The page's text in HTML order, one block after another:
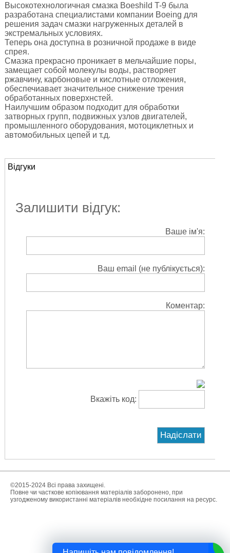
Высокотехнологичная смазка Boeshild T-9 была
разработана специалистами компании Boeing для
решения задач смазки нагруженных деталей в
экстремальных условиях.
Теперь она доступна в розничной продаже в виде
спрея.
Смазка прекрасно проникает в мельчайшие поры,
замещает собой молекулы воды, растворяет
ржавчину, карбоновые и кислотные отложения,
обеспечиавает значительное снижение трения
обработанных поверхнстей.
Наилучшим образом подходит для обработки
затворных групп, подвижных узлов двигателей,
промышленного оборудования, мотоциклетных и
автомобильных цепей и т.д.
Відгуки
Залишити відгук:
Ваше ім'я:
Ваш email (не публікується):
Коментар:
Вкажіть код:
©2015-2024 Всі права захищені.
Повне чи часткове копіювання матеріалів заборонено, при
узгодженому використанні матеріалів необхідне посилання на ресурс.